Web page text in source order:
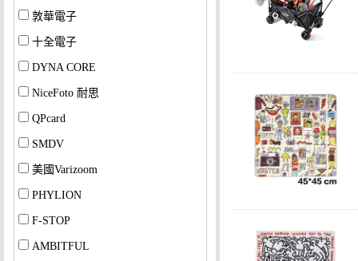
敦華電子
十全電子
DYNA CORE
NiceFoto 耐思
QPcard
SMDV
美國Varizoom
PHYLION
F-STOP
AMBITFUL